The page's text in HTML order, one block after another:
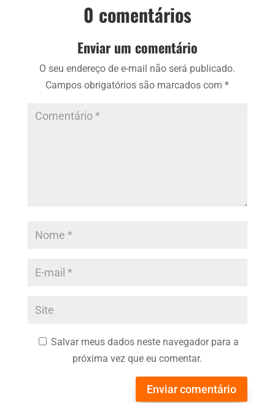
0 comentários
Enviar um comentário
O seu endereço de e-mail não será publicado.
Campos obrigatórios são marcados com*
Salvar meus dados neste navegador para a
próxima vez que eu comentar.
Enviar comentário